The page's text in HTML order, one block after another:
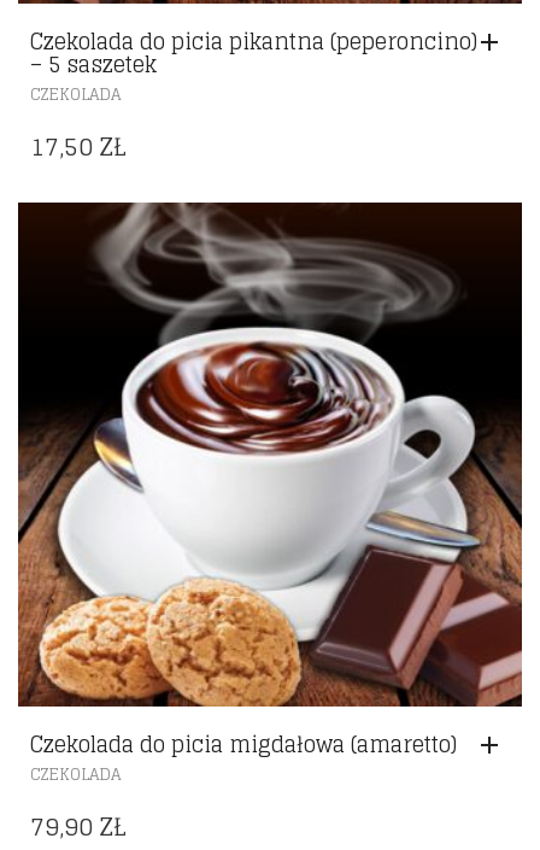
Czekolada do picia pikantna (peperoncino)
– 5 saszetek
CZEKOLADA
17,50ZŁ
Czekolada do picia migdałowa (amaretto)
CZEKOLADA
79,90ZŁ